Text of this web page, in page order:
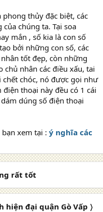
thủy đặc biệt, các
chúng ta. Tại soa
mắn , số kia là con số
bởi những con số, các
tốt đẹp, còn những
chủ nhân các điều xấu, tai
chóc, nó được gọi như
thoại này đều có 1 cái
dúng số điện thoại
xem tại : ý nghĩa các
rất tốt
đại quận Gò Vấp 〉